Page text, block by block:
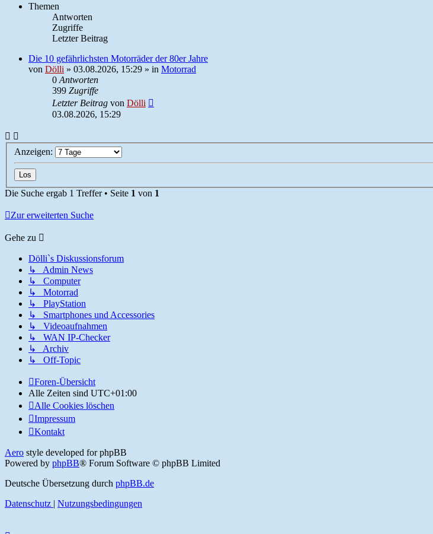
Themen
Antworten
Zugriffe
Letzter Beitrag
Die 10 gefährlichsten Motorräder der 80er Jahre
von Dölli » 03.08.2026, 15:29 » in Motorrad
0 Antworten
399 Zugriffe
Letzter Beitrag von Dölli
03.08.2026, 15:29
Anzeigen:
Die Suche ergab 1 Treffer • Seite 1 von 1
Zur erweiterten Suche
Gehe zu
Dölli`s Diskussionsforum
↳ Admin News
↳ Computer
↳ Motorrad
↳ PlayStation
↳ Smartphones und Accessories
↳ Videoaufnahmen
↳ WAN IP-Checker
↳ Archiv
↳ Off-Topic
Foren-Übersicht
Alle Zeiten sind UTC+01:00
Alle Cookies löschen
Impressum
Kontakt
Aero style developed for phpBB
Powered by phpBB® Forum Software © phpBB Limited
Deutsche Übersetzung durch phpBB.de
Datenschutz
Nutzungsbedingungen